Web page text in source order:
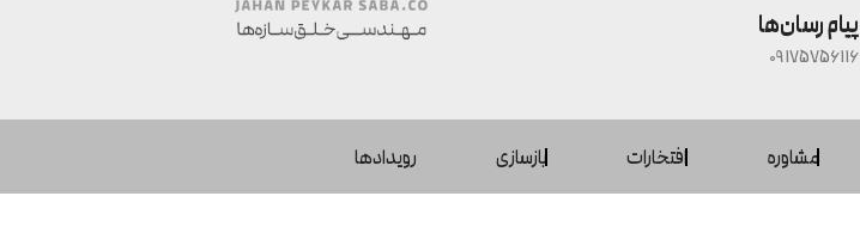
پیام رسان‌ها
09175756116
مشاوره افتخارات بازسازی رویدادها